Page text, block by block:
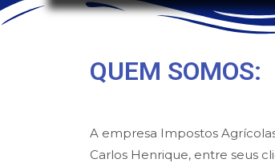
QUEM SOMOS:
A empresa Impostos
Carlos Henrique, entre seus